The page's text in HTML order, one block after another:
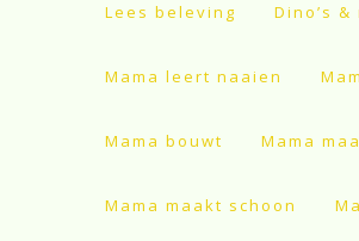
Lees beleving Dino’s
Mama leert naaien
Mama bouwt Mama
Mama maakt schoon